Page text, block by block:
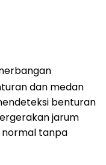
dan medan
benturan
jarum
normal tanpa